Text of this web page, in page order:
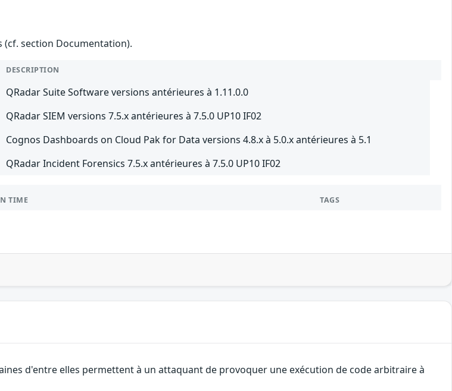
section Documentation).
DESCRIPTION
QRadar Suite Software versions antérieures à 1.11.0.0
QRadar SIEM versions 7.5.x antérieures à 7.5.0 UP10 IF02
Cognos Dashboards on Cloud Pak for Data versions 4.8.x à 5.0.x antérieures à 5.1
QRadar Incident Forensics 7.5.x antérieures à 7.5.0 UP10 IF02
TIME TAGS
d'entre elles permettent à un attaquant de provoquer une exécution de code arbitraire à